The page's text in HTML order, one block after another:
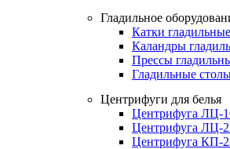
Гладильное
Катки гладильные
Каландры
Прессы
Гладильные
Центрифуги для белья
Центрифуга ЛЦ-
Центрифуга ЛЦ-
Центрифуга КП-